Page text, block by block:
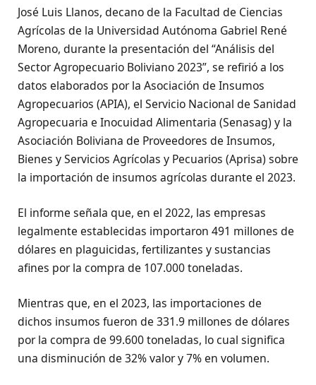
José Luis Llanos, decano de la Facultad de Ciencias
Agrícolas de la Universidad Autónoma Gabriel René
Moreno, durante la presentación del “Análisis del
Sector Agropecuario Boliviano 2023”, se refirió a los
datos elaborados por la Asociación de Insumos
Agropecuarios (APIA), el Servicio Nacional de Sanidad
Agropecuaria e Inocuidad Alimentaria (Senasag) y la
Asociación Boliviana de Proveedores de Insumos,
Bienes y Servicios Agrícolas y Pecuarios (Aprisa) sobre
la importación de insumos agrícolas durante el 2023.
El informe señala que, en el 2022, las empresas
legalmente establecidas importaron 491 millones de
dólares en plaguicidas, fertilizantes y sustancias
afines por la compra de 107.000 toneladas.
Mientras que, en el 2023, las importaciones de
dichos insumos fueron de 331.9 millones de dólares
por la compra de 99.600 toneladas, lo cual significa
una disminución de 32% valor y 7% en volumen.